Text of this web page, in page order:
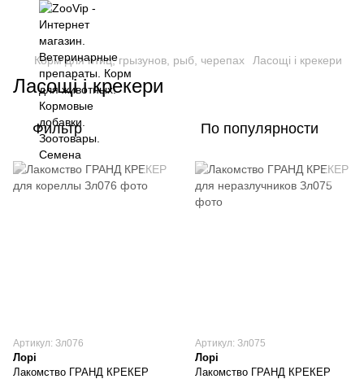
Корм для птиц, грызунов, рыб, черепах Ласощі і крекери
Ласощі і крекери
Фильтр По популярности
Артикул: Зл076
Лорі
Лакомство ГРАНД КРЕКЕР
Артикул: Зл075
Лорі
Лакомство ГРАНД КРЕКЕР